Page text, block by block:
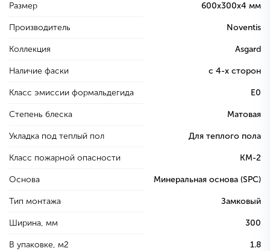
Размер 600х300х4 мм
Производитель Noventis
Коллекция Asgard
Наличие фаски с 4-х сторон
Класс эмиссии формальдегида E0
Степень блеска Матовая
Укладка под теплый пол Для теплого пола
Класс пожарной опасности КМ-2
Основа Минеральная основа (SPC)
Тип монтажа Замковый
Ширина, мм 300
В упаковке, м2 1.8